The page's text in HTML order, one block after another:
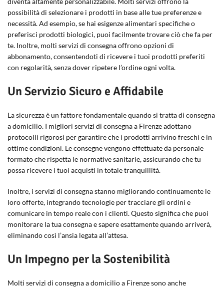
possibilità di selezionare i prodotti in base alle tue preferenze e
necessità. Ad esempio, se hai esigenze alimentari specifiche o
preferisci prodotti biologici, puoi facilmente trovare ciò che fa per
te. Inoltre, molti servizi di consegna offrono opzioni di
abbonamento, consentendoti di ricevere i tuoi prodotti preferiti
con regolarità, senza dover ripetere l’ordine ogni volta.
Un Servizio Sicuro e Affidabile
La sicurezza è un fattore fondamentale quando si tratta di consegna
a domicilio. I migliori servizi di consegna a Firenze adottano
protocolli rigorosi per garantire che i prodotti arrivino freschi e in
ottime condizioni. Le consegne vengono effettuate da personale
formato che rispetta le normative sanitarie, assicurando che tu
possa ricevere i tuoi acquisti in totale tranquillità.
Inoltre, i servizi di consegna stanno migliorando continuamente le
loro offerte, integrando tecnologie per tracciare gli ordini e
comunicare in tempo reale con i clienti. Questo significa che puoi
monitorare la tua consegna e sapere esattamente quando arriverà,
eliminando così l’ansia legata all’attesa.
Un Impegno per la Sostenibilità
Molti servizi di consegna a domicilio a Firenze sono anche